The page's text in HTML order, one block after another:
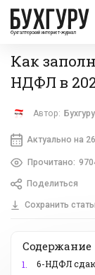
бухгалтерский интернет-журнал
Как
НДФЛ в
Автор: Бухгуру
Актуально на
Прочитано:
Поделиться
Сохранить
Содержание
1.
6-НДФЛ